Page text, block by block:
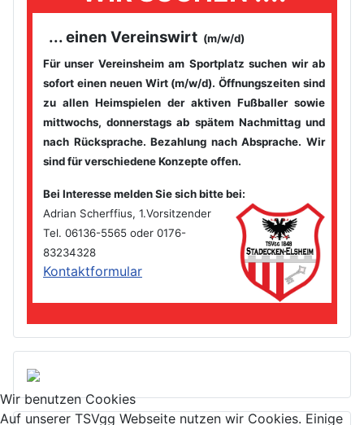
... einen Vereinswirt (m/w/d)
Für unser Vereinsheim am Sportplatz suchen wir ab
sofort einen neuen Wirt (m/w/d). Öffnungszeiten sind
zu allen Heimspielen der aktiven Fußballer sowie
mittwochs, donnerstags ab spätem Nachmittag und
nach Rücksprache. Bezahlung nach Absprache. Wir
sind für verschiedene Konzepte offen.
Bei Interesse melden Sie sich bitte bei:
Adrian Scherffius, 1.Vorsitzender
Tel. 06136-5565 oder 0176-
83234328
Kontaktformular
Wir benutzen Cookies
Auf unserer TSVgg Webseite nutzen wir Cookies. Einige